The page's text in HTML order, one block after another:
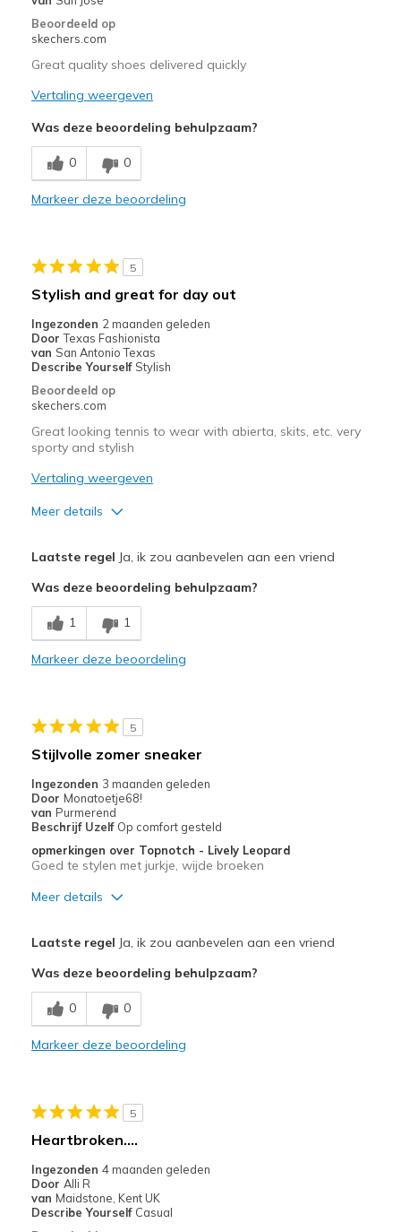
Beoordeeld op
skechers.com
Great quality shoes delivered quickly
Vertaling weergeven
Was deze beoordeling behulpzaam?
0 0
Markeer deze beoordeling
5
Stylish and great for day out
Ingezonden 2 maanden geleden
Door Texas Fashionista
van San Antonio Texas
Describe Yourself Stylish
Beoordeeld op
skechers.com
Great looking tennis to wear with abierta, skits, etc. very
sporty and stylish
Vertaling weergeven
Meer details
Breathe Well
Comfortable
Beste toepassingen
Travel
Width
Feels true to width
Sizing
Feels true to size
View On Shoes
Laatste regel Ja, ik zou aanbevelen aan een vriend
Was deze beoordeling behulpzaam?
1 1
Markeer deze beoordeling
5
Stijlvolle zomer sneaker
Ingezonden 3 maanden geleden
Door Monatoetje68!
van Purmerend
Beschrijf Uzelf Op comfort gesteld
opmerkingen over Topnotch - Lively Leopard
Goed te stylen met jurkje, wijde broeken
Meer details
Leuk model
Lichtgewicht
Om te werken
Breedte
Lijkt goed van breedte
Maat
Lijkt een volledige maat te groot
Laatste regel Ja, ik zou aanbevelen aan een vriend
Was deze beoordeling behulpzaam?
0 0
Markeer deze beoordeling
5
Heartbroken….
Ingezonden 4 maanden geleden
Door Alli R
van Maidstone, Kent UK
Describe Yourself Casual